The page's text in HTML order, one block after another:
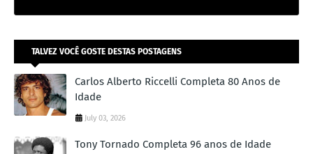
TALVEZ VOCÊ GOSTE DESTAS POSTAGENS
Carlos Alberto Riccelli Completa 80 Anos de
Idade
July 03, 2026
Tony Tornado Completa 96 anos de Idade